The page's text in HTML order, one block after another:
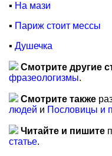
▪ На мази
▪ Париж стоит мессы
▪ Душечка
Смотрите другие
фразеологизмы.
Смотрите также
людей и Пословицы и
Читайте и пишите
статье.